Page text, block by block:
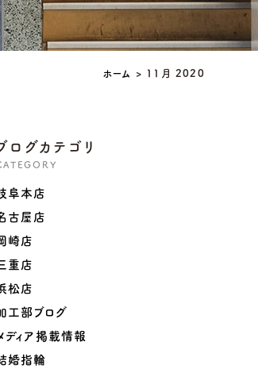
ホーム > 11月 2020
ログカテゴリ
阜本店
古屋店
崎店
重店
松店
工部ブログ
ディア掲載情報
婚指輪